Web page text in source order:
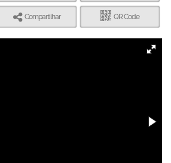
Compartilhar QR Code